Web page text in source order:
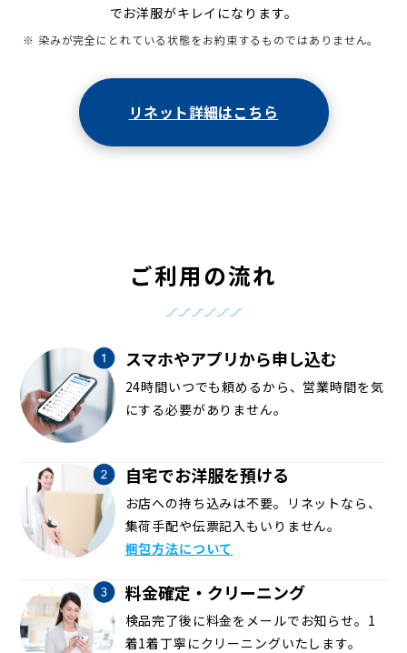
でお洋服がキレイになります。
※ 染みが完全にとれている状態をお約束するものではありません。
リネット詳細はこちら
ご利用の流れ
スマホやアプリから申し込む
24時間いつでも頼めるから、営業時間を気
にする必要がありません。
自宅でお洋服を預ける
お店への持ち込みは不要。リネットなら、
集荷手配や伝票記入もいりません。
梱包方法について
料金確定・クリーニング
検品完了後に料金をメールでお知らせ。1
着1着丁寧にクリーニングいたします。